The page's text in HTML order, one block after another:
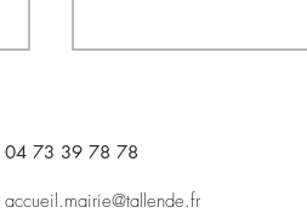
04 73 39 78 78​
accueil.mairie@tallende.fr